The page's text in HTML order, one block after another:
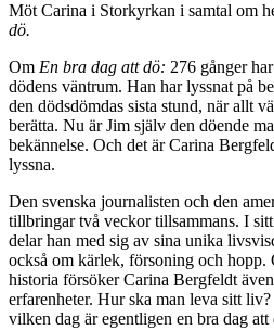
Möt Carina i Storkyrkan i samtal om
dö.
Om En bra dag att dö: 276 gånger
dödens väntrum. Han har lyssnat på
den dödsdömdas sista stund, när allt
berätta. Nu är Jim själv den döende
bekännelse. Och det är Carina
lyssna.
Den svenska journalisten och den
tillbringar två veckor tillsammans. I
delar han med sig av sina unika
också om kärlek, försoning och
historia försöker Carina Bergfeldt
erfarenheter. Hur ska man leva sitt
vilken dag är egentligen en bra dag att